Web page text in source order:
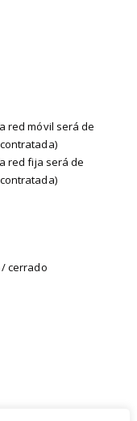
red móvil será de
red fija será de
/ cerrado